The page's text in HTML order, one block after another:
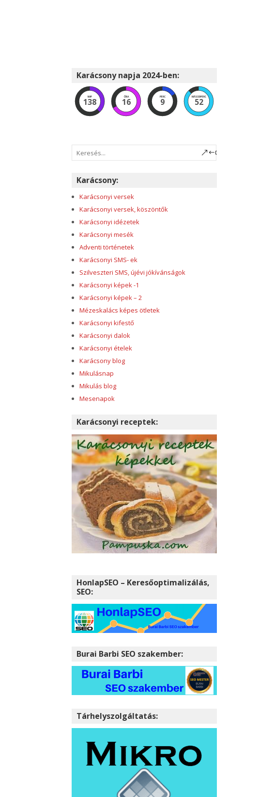
Karácsony napja 2024-ben:
NAP
138
ÓRA
16
PERC
9
MÁSODPERC
51
Karácsony:
Karácsonyi versek
Karácsonyi versek, köszöntők
Karácsonyi idézetek
Karácsonyi mesék
Adventi történetek
Karácsonyi SMS- ek
Szilveszteri SMS, újévi jókívánságok
Karácsonyi képek -1
Karácsonyi képek – 2
Mézeskalács képes ötletek
Karácsonyi kifestő
Karácsonyi dalok
Karácsonyi ételek
Karácsony blog
Mikulásnap
Mikulás blog
Mesenapok
Karácsonyi receptek:
HonlapSEO – Keresőoptimalizálás,
SEO:
Burai Barbi SEO szakember:
Tárhelyszolgáltatás: